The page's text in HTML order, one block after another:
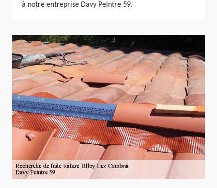
à notre entreprise Davy Peintre 59.